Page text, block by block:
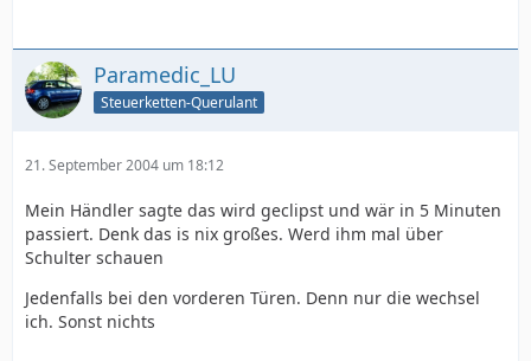
Paramedic_LU
Steuerketten-Querulant
21. September 2004 um 18:12
Mein Händler sagte das wird geclipst und wär in 5 Minuten
passiert. Denk das is nix großes. Werd ihm mal über
Schulter schauen
Jedenfalls bei den vorderen Türen. Denn nur die wechsel
ich. Sonst nichts